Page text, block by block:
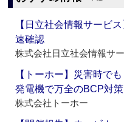
【日立社会情報サービ
速確認
株式会社日立社会情報サ
【トーホー】災害時で
発電機で万全のBCP対策
株式会社トーホー